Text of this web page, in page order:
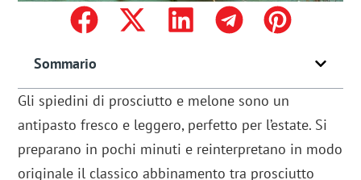
Sommario
Gli spiedini di prosciutto e melone sono un
antipasto fresco e leggero, perfetto per l’estate. Si
preparano in pochi minuti e reinterpretano in modo
originale il classico abbinamento tra prosciutto